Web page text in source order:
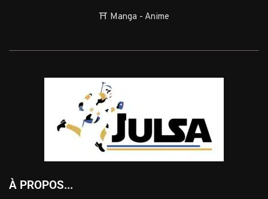
⛩️ Manga - Anime
À PROPOS...